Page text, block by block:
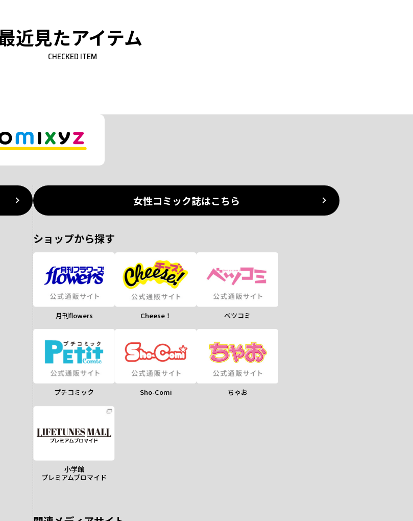
近見たアイテム
CHECKED ITEM
女性コミック誌はこちら
ショップから探す
月刊flowers Cheese！ ベツコミ
プチコミック Sho-Comi ちゃお
小学館
プレミアムブロマイド